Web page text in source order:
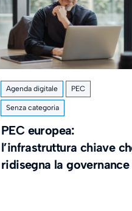
Agenda digitale PEC
Senza categoria
PEC europea:
l’infrastruttura chiave
ridisegna la governance